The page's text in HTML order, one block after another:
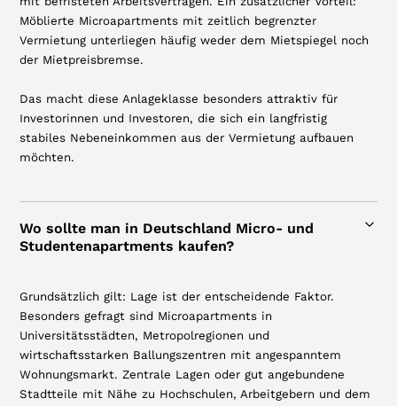
Möblierte Microapartments mit zeitlich begrenzter
Vermietung unterliegen häufig weder dem Mietspiegel noch
der Mietpreisbremse.
Das macht diese Anlageklasse besonders attraktiv für
Investorinnen und Investoren, die sich ein langfristig
stabiles Nebeneinkommen aus der Vermietung aufbauen
möchten.
Wo sollte man in Deutschland Micro- und
Studentenapartments kaufen?
Grundsätzlich gilt: Lage ist der entscheidende Faktor.
Besonders gefragt sind Microapartments in
Universitätsstädten, Metropolregionen und
wirtschaftsstarken Ballungszentren mit angespanntem
Wohnungsmarkt. Zentrale Lagen oder gut angebundene
Stadtteile mit Nähe zu Hochschulen, Arbeitgebern und dem